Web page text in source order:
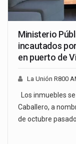
Ministerio
incautados
en puerto de
La Unión R800
Los inmuebles
Caballero, a
de octubre